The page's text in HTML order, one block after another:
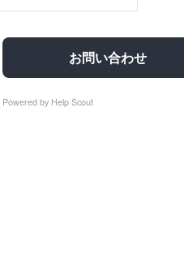
お問い合わせ
Powered by Help Scout